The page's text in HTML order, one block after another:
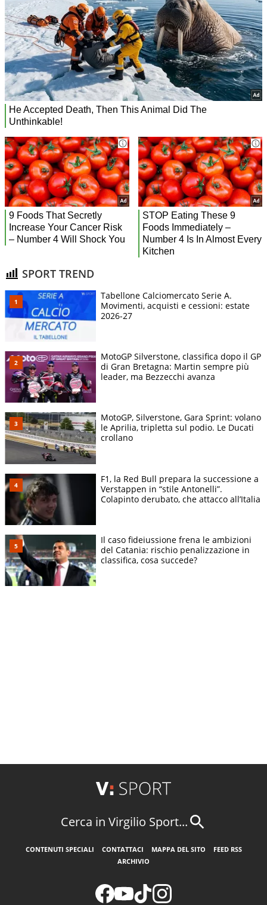
SPORT TREND
Tabellone Calciomercato Serie A.
Movimenti, acquisti e cessioni: estate
2026-27
MotoGP Silverstone, classifica dopo il GP
di Gran Bretagna: Martin sempre più
leader, ma Bezzecchi avanza
MotoGP, Silverstone, Gara Sprint: volano
le Aprilia, tripletta sul podio. Le Ducati
crollano
F1, la Red Bull prepara la successione a
Verstappen in “stile Antonelli”.
Colapinto derubato, che attacco all’Italia
Il caso fideiussione frena le ambizioni
del Catania: rischio penalizzazione in
classifica, cosa succede?
Cerca in Virgilio Sport...
CONTENUTI SPECIALI CONTATTACI MAPPA DEL SITO
FEED RSS
ARCHIVIO